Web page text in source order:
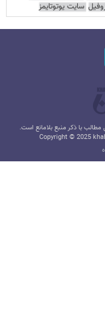
سایت یوتوتایمز
با ذکر منبع بلامانع است.
Copyright © 2025